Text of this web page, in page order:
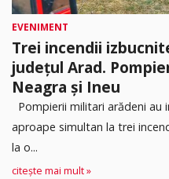
EVENIMENT
Trei incendii
județul Arad.
Neagra și Ineu
Pompierii militari arădeni au
aproape simultan la trei
la o...
citește mai mult »